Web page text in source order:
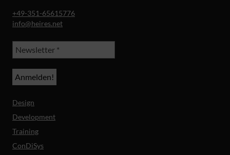
+49-351-65615776
info@heires.net
Design
Development
Training
ConDiSys